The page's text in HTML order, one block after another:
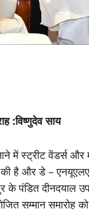
:विष्णुदेव साय
में स्ट्रीट वेंडर्स और
की है और डे –
के पंडित दीनदयाल
सम्मान समारोह